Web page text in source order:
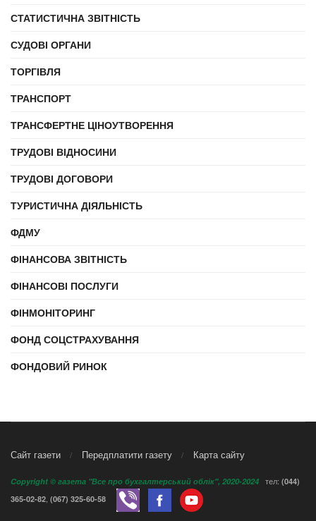
СТАТИСТИЧНА ЗВІТНІСТЬ
СУДОВІ ОРГАНИ
ТОРГІВЛЯ
ТРАНСПОРТ
ТРАНСФЕРТНЕ ЦІНОУТВОРЕННЯ
ТРУДОВІ ВІДНОСИНИ
ТРУДОВІ ДОГОВОРИ
ТУРИСТИЧНА ДІЯЛЬНІСТЬ
ФДМУ
ФІНАНСОВА ЗВІТНІСТЬ
ФІНАНСОВІ ПОСЛУГИ
ФІНМОНІТОРИНГ
ФОНД СОЦСТРАХУВАННЯ
ФОНДОВИЙ РИНОК
Сайт газети Передплатити газету Карта сайту
Copyright © газета "Все про бухгалтерський облік", 2020-2024 тел: (044)
365-02-82 (067) 325-60-58